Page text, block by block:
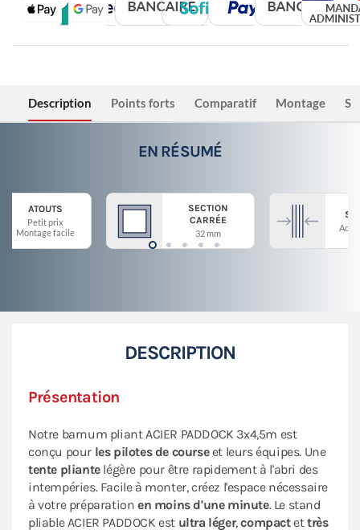
Description Points forts Comparatif Montage
EN RÉSUMÉ
ATOUTS
Petit prix
Montage facile
SECTION
CARRÉE
32 mm
DESCRIPTION
Présentation
Notre barnum pliant ACIER PADDOCK 3x4,5m est
conçu pour les pilotes de courseet leurs équipes. Une
tente pliantelégère pour être rapidement à l'abri des
intempéries. Facile à monter, créez l'espace nécessaire
à votre préparation en moins d'une minute. Le stand
pliable ACIER PADDOCK est ultra léger,compactettrès